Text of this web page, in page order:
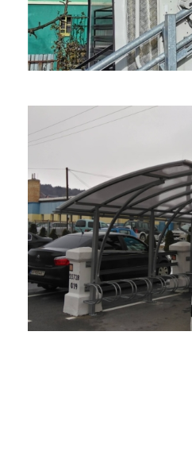
Sklenárske práce
Prestrešené Stojisko
Zámočnícke práce